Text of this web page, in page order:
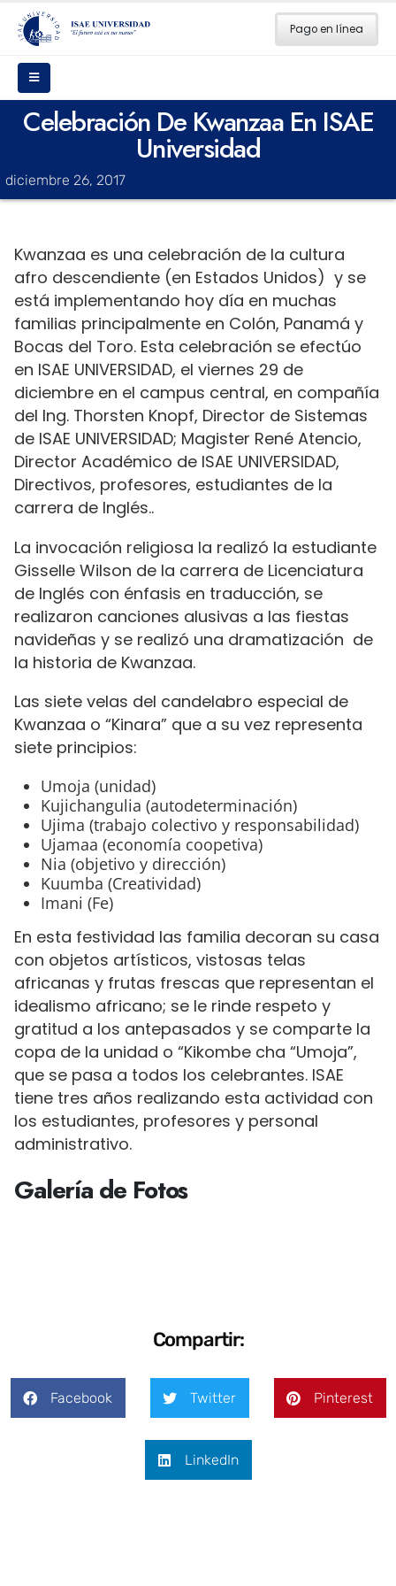
Pago en línea
Celebración De Kwanzaa En ISAE
Universidad
diciembre 26, 2017
Kwanzaa es una celebración de la cultura
afro descendiente (en Estados Unidos) y se
está implementando hoy día en muchas
familias principalmente en Colón, Panamá y
Bocas del Toro. Esta celebración se efectúo
en ISAE UNIVERSIDAD, el viernes 29 de
diciembre en el campus central, en compañía
del Ing. Thorsten Knopf, Director de Sistemas
de ISAE UNIVERSIDAD; Magister René Atencio,
Director Académico de ISAE UNIVERSIDAD,
Directivos, profesores, estudiantes de la
carrera de Inglés..
La invocación religiosa la realizó la estudiante
Gisselle Wilson de la carrera de Licenciatura
de Inglés con énfasis en traducción, se
realizaron canciones alusivas a las fiestas
navideñas y se realizó una dramatización de
la historia de Kwanzaa.
Las siete velas del candelabro especial de
Kwanzaa o “Kinara” que a su vez representa
siete principios:
Umoja (unidad)
Kujichangulia (autodeterminación)
Ujima (trabajo colectivo y responsabilidad)
Ujamaa (economía coopetiva)
Nia (objetivo y dirección)
Kuumba (Creatividad)
Imani (Fe)
En esta festividad las familia decoran su casa
con objetos artísticos, vistosas telas
africanas y frutas frescas que representan el
idealismo africano; se le rinde respeto y
gratitud a los antepasados y se comparte la
copa de la unidad o “Kikombe cha “Umoja”,
que se pasa a todos los celebrantes. ISAE
tiene tres años realizando esta actividad con
los estudiantes, profesores y personal
administrativo.
Galería de Fotos
Compartir:
Facebook Twitter Pinterest
LinkedIn